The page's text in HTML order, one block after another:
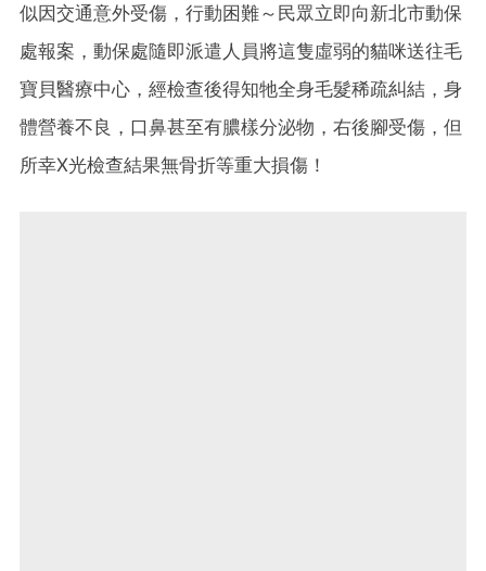
似因交通意外受傷，行動困難～民眾立即向新北市動保
處報案，動保處隨即派遣人員將這隻虛弱的貓咪送往毛
寶貝醫療中心，經檢查後得知牠全身毛髮稀疏糾結，身
體營養不良，口鼻甚至有膿樣分泌物，右後腳受傷，但
所幸X光檢查結果無骨折等重大損傷！